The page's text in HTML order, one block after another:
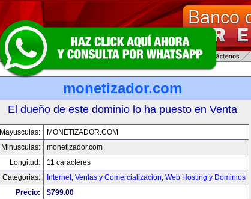
monetizador.com
El dueño de este dominio lo ha puesto en Venta
Mayusculas:
MONETIZADOR.COM
Minusculas:
monetizador.com
Longitud:
11 caracteres
Categorias:
Internet, Ventas y Comercializacion, Web Hosting y Dominios
Precio:
$799.00